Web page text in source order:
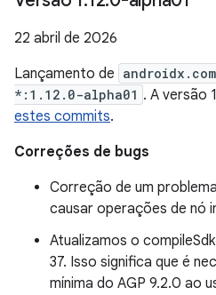
22 abril de 2026
Lançamento de
*:1.12.0-alpha01 . A versão
estes commits.
Correções de bugs
Correção de um
causar operações de nó
Atualizamos o
37. Isso significa que é
mínima do AGP 9.2.0 ao